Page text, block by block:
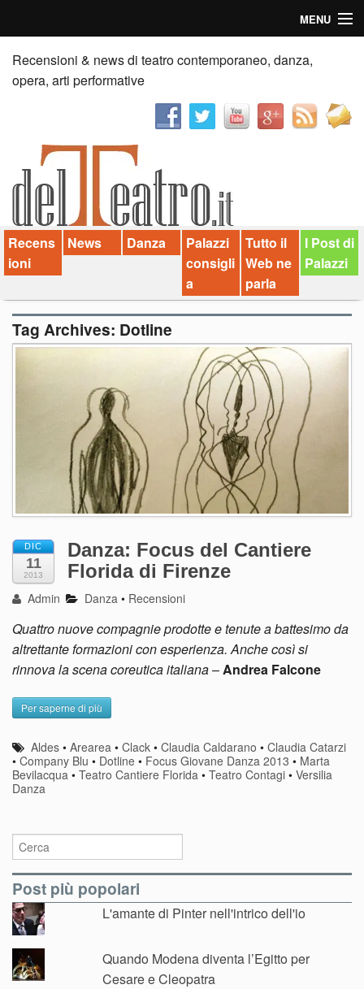
MENU
Home
Recensioni
News
Palazzi consiglia
Video
Chi siamo
Contatti
dT in English
Recensioni & news di teatro contemporaneo, danza,
opera, arti performative
Recens
ioni
News Danza
Palazzi
consigli
a
Tutto il
Web ne
parla
I Post di
Palazzi
Tag Archives: Dotline
DIC
11
2013
Danza: Focus del Cantiere
Florida di Firenze
Admin Danza • Recensioni
Quattro nuove compagnie prodotte e tenute a battesimo da
altrettante formazioni con esperienza. Anche così si
rinnova la scena coreutica italiana–Andrea Falcone
Per saperne di più
Aldes •Arearea •Clack •Claudia Caldarano •Claudia Catarzi
• Company Blu • Dotline • Focus Giovane Danza 2013 • Marta
Bevilacqua • Teatro Cantiere Florida • Teatro Contagi • Versilia
Danza
Post più popolari
L'amante di Pinter nell'intrico dell'io
Quando Modena diventa l’Egitto per
Cesare e Cleopatra